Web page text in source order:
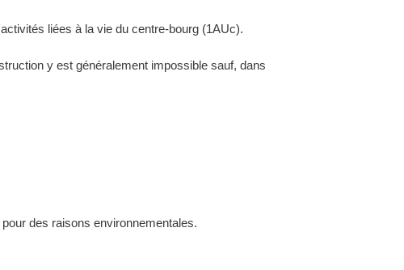
liées à la vie du centre-bourg (1AUc).
y est généralement impossible sauf, dans
des raisons environnementales.